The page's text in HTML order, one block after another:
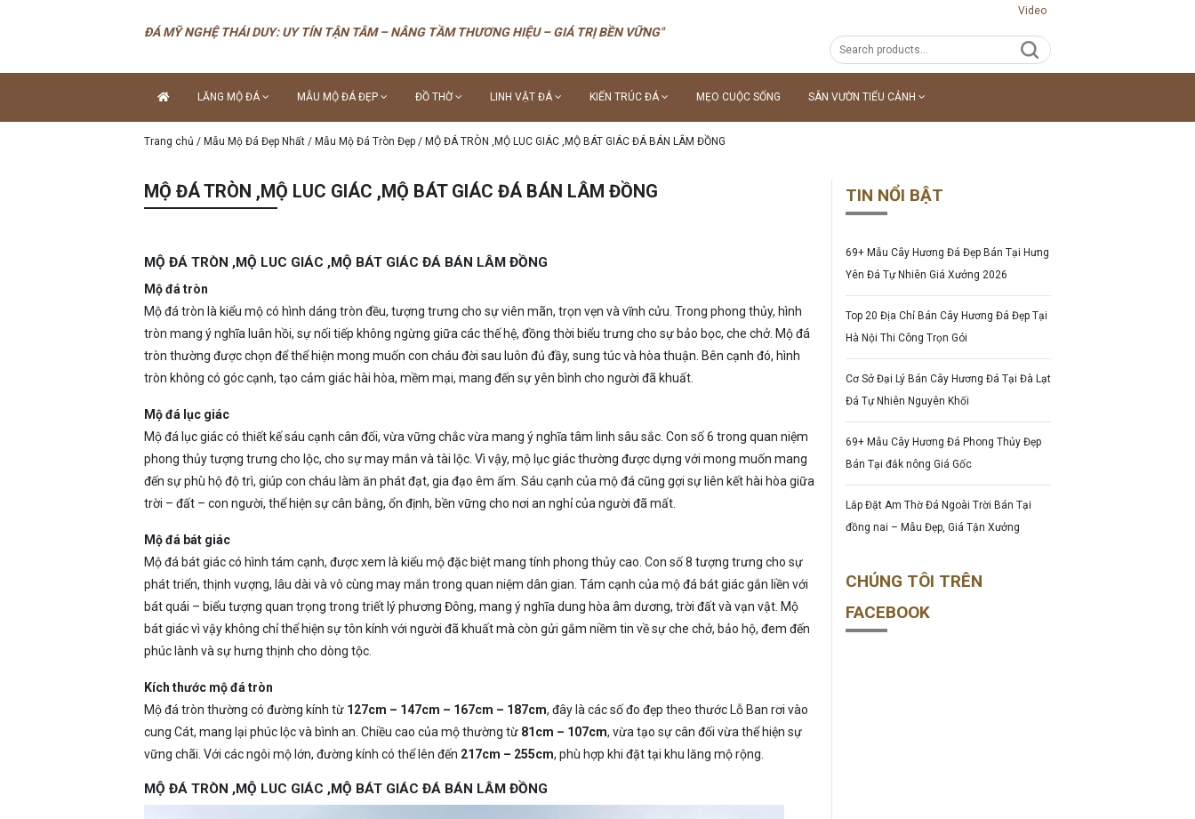
ĐÁ MỸ NGHỆ THÁI DUY: UY TÍN TẬN TÂM – NÂNG TẦM THƯƠNG HIỆU – GIÁ TRỊ BỀN VỮNG"
Video
LĂNG MỘ ĐÁ MẪU MỘ ĐÁ ĐẸP ĐỒ THỜ LINH VẬT ĐÁ KIẾN TRÚC ĐÁ MẸO CUỘC SỐNG SÂN VƯỜN TIỂU CẢNH
Trang chủ / Mẫu Mộ Đá Đẹp Nhất / Mẫu Mộ Đá Tròn Đẹp / MỘ ĐÁ TRÒN ,MỘ LUC GIÁC ,MỘ BÁT GIÁC ĐÁ BÁN LÂM ĐỒNG
MỘ ĐÁ TRÒN ,MỘ LUC GIÁC ,MỘ BÁT GIÁC ĐÁ BÁN LÂM ĐỒNG
MỘ ĐÁ TRÒN ,MỘ LUC GIÁC ,MỘ BÁT GIÁC ĐÁ BÁN LÂM ĐỒNG
Mộ đá tròn
Mộ đá tròn là kiểu mộ có hình dáng tròn đều, tượng trưng cho sự viên mãn, trọn vẹn và vĩnh cửu. Trong phong thủy, hình
tròn mang ý nghĩa luân hồi, sự nối tiếp không ngừng giữa các thế hệ, đồng thời biểu trưng cho sự bảo bọc, che chở. Mộ đá
tròn thường được chọn để thể hiện mong muốn con cháu đời sau luôn đủ đầy, sung túc và hòa thuận. Bên cạnh đó, hình
tròn không có góc cạnh, tạo cảm giác hài hòa, mềm mại, mang đến sự yên bình cho người đã khuất.
Mộ đá lục giác
Mộ đá lục giác có thiết kế sáu cạnh cân đối, vừa vững chắc vừa mang ý nghĩa tâm linh sâu sắc. Con số 6 trong quan niệm
phong thủy tượng trưng cho lộc, cho sự may mắn và tài lộc. Vì vậy, mộ lục giác thường được dựng với mong muốn mang
đến sự phù hộ độ trì, giúp con cháu làm ăn phát đạt, gia đạo êm ấm. Sáu cạnh của mộ đá cũng gợi sự liên kết hài hòa giữa
trời – đất – con người, thể hiện sự cân bằng, ổn định, bền vững cho nơi an nghỉ của người đã mất.
Mộ đá bát giác
Mộ đá bát giác có hình tám cạnh, được xem là kiểu mộ đặc biệt mang tính phong thủy cao. Con số 8 tượng trưng cho sự
phát triển, thịnh vượng, lâu dài và vô cùng may mắn trong quan niệm dân gian. Tám cạnh của mộ đá bát giác gắn liền với
bát quái – biểu tượng quan trọng trong triết lý phương Đông, mang ý nghĩa dung hòa âm dương, trời đất và vạn vật. Mộ
bát giác vì vậy không chỉ thể hiện sự tôn kính với người đã khuất mà còn gửi gắm niềm tin về sự che chở, bảo hộ, đem đến
phúc lành và sự hưng thịnh cho dòng tộc.
Kích thước mộ đá tròn
Mộ đá tròn thường có đường kính từ 127cm – 147cm – 167cm – 187cm, đây là các số đo đẹp theo thước Lỗ Ban rơi vào
cung Cát, mang lại phúc lộc và bình an. Chiều cao của mộ thường từ 81cm – 107cm, vừa tạo sự cân đối vừa thể hiện sự
vững chãi. Với các ngôi mộ lớn, đường kính có thể lên đến 217cm – 255cm, phù hợp khi đặt tại khu lăng mộ rộng.
MỘ ĐÁ TRÒN ,MỘ LUC GIÁC ,MỘ BÁT GIÁC ĐÁ BÁN LÂM ĐỒNG
TIN NỔI BẬT
69+ Mẫu Cây Hương Đá Đẹp Bán Tại Hưng
Yên Đá Tự Nhiên Giá Xưởng 2026
Top 20 Địa Chỉ Bán Cây Hương Đá Đẹp Tại
Hà Nội Thi Công Trọn Gói
Cơ Sở Đại Lý Bán Cây Hương Đá Tại Đà Lạt
Đá Tự Nhiên Nguyên Khối
69+ Mẫu Cây Hương Đá Phong Thủy Đẹp
Bán Tại đắk nông Giá Gốc
Lắp Đặt Am Thờ Đá Ngoài Trời Bán Tại
đồng nai – Mẫu Đẹp, Giá Tận Xưởng
CHÚNG TÔI TRÊN
FACEBOOK